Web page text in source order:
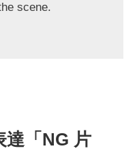
scene.
達「NG 片